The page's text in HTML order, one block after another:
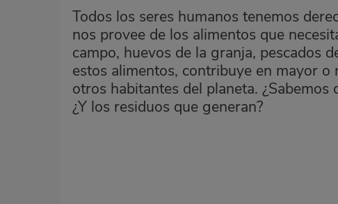
Todos los seres humanos tenemos
nos provee de los alimentos que
campo, huevos de la granja, pescados
estos alimentos, contribuye en mayor
otros habitantes del planeta.
¿Y los residuos que generan?